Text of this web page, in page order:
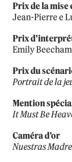
Prix de la mise
Jean-Pierre e
Prix
Emily
Prix du
Portrait de la
Mention
It Must Be
Caméra d’or
Nuestras